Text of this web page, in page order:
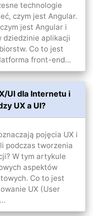
technologie
czym jest Angular.
jest Angular i
dziedzinie aplikacji
Co to jest
front-end…
UI dla Internetu i
UX a UI?
pojęcia UX i
podczas tworzenia
W tym artykule
aspektów
Co to jest
UX (User